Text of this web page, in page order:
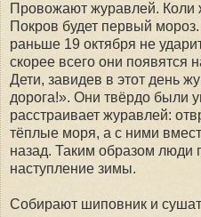
Провожают журавлей. Коли
Покров будет первый
раньше 19 октября не
скорее всего они появятся
Дети, завидев в этот день
дорога!». Они твёрдо были
расстраивает журавлей:
тёплые моря, а с ними
назад. Таким образом люди
наступление зимы.
Собирают шиповник и